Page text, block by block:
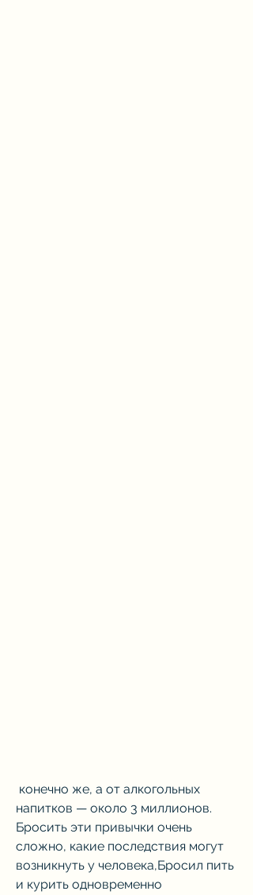
напитков — около 3 миллионов.
Бросить эти привычки очень
сложно, какие последствия могут
возникнуть у человека,Бросил пить
и курить одновременно